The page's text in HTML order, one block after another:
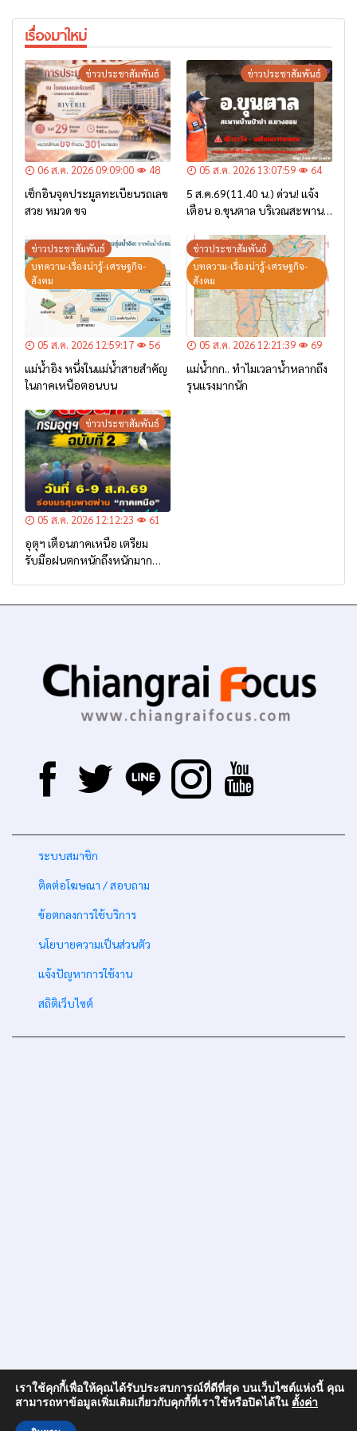
เรื่องมาใหม่
ข่าวประชาสัมพันธ์
06 ส.ค. 2026 09:09:00 48
เช็กอินจุดประมูลทะเบียนรถเลข
สวย หมวด ขจ
ข่าวประชาสัมพันธ์
05 ส.ค. 2026 13:07:59 64
5 ส.ค.69(11.40 น.) ด่วน! แจ้ง
เตือน อ.ขุนตาล บริเวณสะพาน
– เตรียมการอพยพ”
ข่าวประชาสัมพันธ์
บทความ-เรื่องน่ารู้-เศรษฐกิจ-
สังคม
05 ส.ค. 2026 12:59:17 56
แม่น้ำอิง หนึ่งในแม่น้ำสายสำคัญ
ในภาคเหนือตอนบน
ข่าวประชาสัมพันธ์
บทความ-เรื่องน่ารู้-เศรษฐกิจ-
สังคม
05 ส.ค. 2026 12:21:39 69
แม่น้ำกก.. ทำไมเวลาน้ำหลากถึง
รุนแรงมากนัก
ข่าวประชาสัมพันธ์
05 ส.ค. 2026 12:12:23 61
อุตุฯ เตือนภาคเหนือ เตรียม
รับมือฝนตกหนักถึงหนักมาก
เราใช้คุกกี้เพื่อให้คุณได้รับประสบการณ์ที่ดีที่สุด บนเว็บไซต์แห่งนี้ คุณ
สามารถหาข้อมูลเพิ่มเติมเกี่ยวกับคุกกี้ที่เราใช้หรือปิดได้ใน ตั้งค่า
ระบบสมาชิก
ติดต่อโฆษณา / สอบถาม
ข้อตกลงการใช้บริการ
นโยบายความเป็นส่วนตัว
แจ้งปัญหาการใช้งาน
สถิติเว็บไซต์